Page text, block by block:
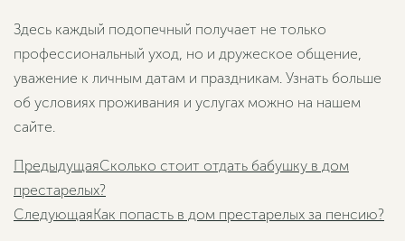
Здесь каждый подопечный получает не только
профессиональный уход, но и дружеское общение,
уважение к личным датам и праздникам. Узнать больше
об условиях проживания и услугах можно на нашем
сайте.
Пред
ПредыдущаяСколько стоит отдать бабушку в дом
престарелых?
СледующаяКак попасть в дом престарелых за пенсию?